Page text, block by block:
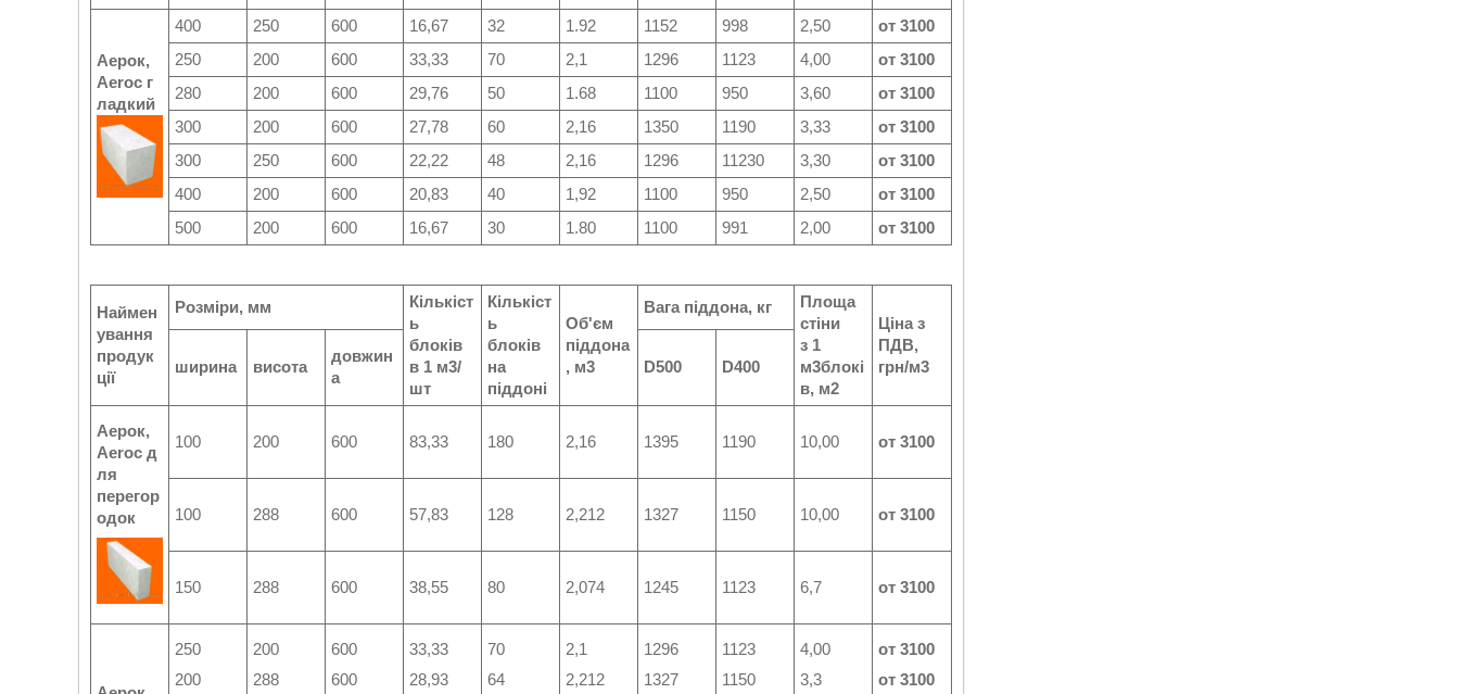
Аерок,
Aeroc г
ладкий
400 250 600 16,67 32 1.92 1152 998 2,50
от 3100
250
200 600 33,33 70 2,1 1296 1123 4,00
от 3100
280
200 600 29,76 50 1.68 1100 950 3,60
от 3100
300
200 600 27,78 60 2,16 1350 1190 3,33
от 3100
300
250 600 22,22 48 2,16 1296 11230 3,30
от 3100
400
200 600 20,83 40 1,92 1100 950 2,50
от 3100
500
200 600 16,67 30 1.80 1100 991 2,00 от 3100
Наймен
ування
продук
ції
Розміри, мм
Кількіст
ь
блоків
в 1 м3/
шт
Кількіст
ь
блоків
на
піддоні
Об'єм
піддона
, м3
Вага піддона, кг
Площа
стіни
з 1
м3блокі
в, м2
Ціна з
ПДВ,
грн/м3
ширина висота
довжин
а
D500 D400
Аерок,
Aeroc д
ля
перегор
одок
100 200 600 83,33 180 2,16 1395 1190 10,00 от 3100
100 288 600 57,83 128 2,212 1327 1150 10,00 от 3100
150 288 600 38,55 80 2,074 1245 1123 6,7 от 3100
250
200
200
288
600
600
33,33
28,93
70
64
2,1
2,212
1296
1327
1123
1150
4,00
3,3
от 3100
от 3100